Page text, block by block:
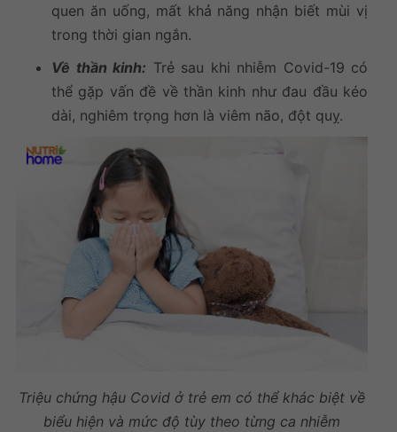
quen ăn uống, mất khả năng nhận biết mùi vị
trong thời gian ngắn.
Về thần kinh: Trẻ sau khi nhiễm Covid-19 có
thể gặp vấn đề về thần kinh như đau đầu kéo
dài, nghiêm trọng hơn là viêm não, đột quỵ.
Triệu chứng hậu Covid ở trẻ em có thể khác biệt về
biểu hiện và mức độ tùy theo từng ca nhiễm